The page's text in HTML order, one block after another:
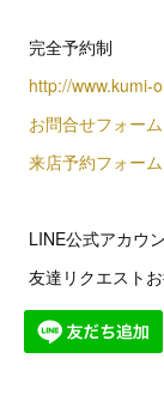
完全予約制
http://www.kumi-
お問合せフォーム
来店予約フォーム
LINE公式アカウ
友達リクエスト